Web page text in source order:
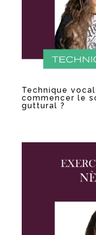
Technique
commencer le
guttural ?